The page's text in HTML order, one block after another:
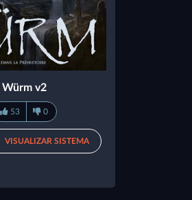
Würm v2
53 0
VISUALIZAR SISTEMA